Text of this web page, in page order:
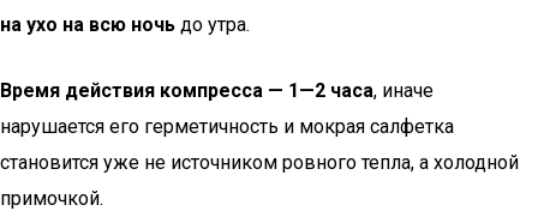
на ухо на всю ночь до утра.
Время действия компресса — 1—2 часа, иначе
нарушается его герметичность и мокрая салфетка
становится уже не источником ровного тепла, а холодной
примочкой.